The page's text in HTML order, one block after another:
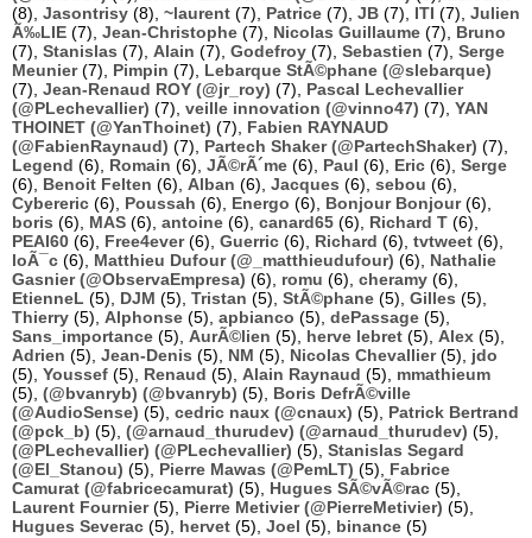
(8), Jasontrisy (8), ~laurent (7), Patrice (7), JB (7), ITI (7), Julien
Ã‰LIE (7), Jean-Christophe (7), Nicolas Guillaume (7), Bruno
(7), Stanislas (7), Alain (7), Godefroy (7), Sebastien (7), Serge
Meunier(7), Pimpin (7), Lebarque StÃ©phane (@slebarque)
(7), Jean-Renaud ROY (@jr_roy) (7), Pascal Lechevallier
(@PLechevallier) (7), veille innovation (@vinno47) (7), YAN
THOINET (@YanThoinet) (7), Fabien RAYNAUD
(@FabienRaynaud) (7), Partech Shaker (@PartechShaker) (7),
Legend (6), Romain (6), JÃ©rÃ´me (6), Paul (6), Eric (6), Serge
(6), Benoit Felten (6), Alban (6), Jacques (6), sebou (6),
Cybereric (6), Poussah (6), Energo (6), Bonjour Bonjour(6),
boris (6), MAS (6), antoine (6), canard65 (6), Richard T (6),
PEAI60 (6), Free4ever(6), Guerric (6), Richard (6), tvtweet (6),
loÃ¯c (6), Matthieu Dufour (@_matthieudufour) (6), Nathalie
Gasnier (@ObservaEmpresa) (6), romu (6), cheramy (6),
EtienneL (5), DJM (5), Tristan (5), StÃ©phane (5), Gilles (5),
Thierry (5), Alphonse (5), apbianco (5), dePassage (5),
Sans_importance (5), AurÃ©lien (5), herve lebret (5), Alex (5),
Adrien (5), Jean-Denis (5), NM (5), Nicolas Chevallier(5), jdo
(5), Youssef (5), Renaud (5), Alain Raynaud (5), mmathieum
(5), (@bvanryb) (@bvanryb) (5), Boris DefrÃ©ville
(@AudioSense) (5), cedric naux (@cnaux) (5), Patrick Bertrand
(@pck_b) (5), (@arnaud_thurudev) (@arnaud_thurudev) (5),
(@PLechevallier) (@PLechevallier) (5), Stanislas Segard
(@El_Stanou) (5), Pierre Mawas (@PemLT) (5), Fabrice
Camurat (@fabricecamurat) (5), Hugues SÃ©vÃ©rac (5),
Laurent Fournier(5), Pierre Metivier (@PierreMetivier) (5),
Hugues Severac (5), hervet (5), Joel (5), binance (5)